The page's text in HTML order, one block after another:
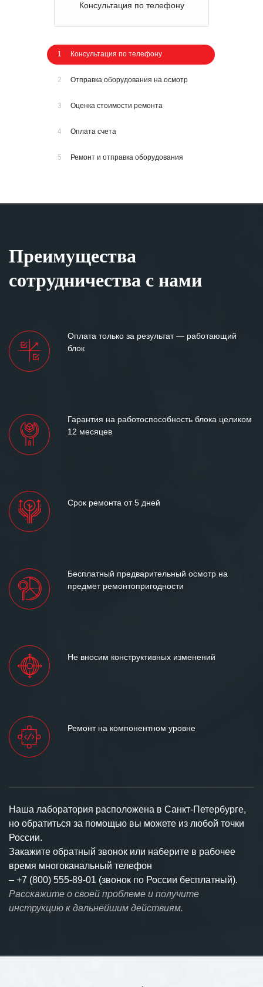
Консультация по телефону
1 Консультация по телефону
2 Отправка оборудования на осмотр
3 Оценка стоимости ремонта
4 Оплата счета
5 Ремонт и отправка оборудования
Преимущества
сотрудничества с нами
Оплата только за результат — работающий
блок
Гарантия на работоспособность блока целиком
12 месяцев
Срок ремонта от 5 дней
Бесплатный предварительный осмотр на
предмет ремонтопригодности
Не вносим конструктивных изменений
Ремонт на компонентном уровне
Наша лаборатория расположена в Санкт-Петербурге,
но обратиться за помощью вы можете из любой точки
России.
Закажите обратный звонок или наберите в рабочее
время многоканальный телефон
– +7 (800) 555-89-01 (звонок по России бесплатный).
Расскажите о своей проблеме и получите
инструкцию к дальнейшим действиям.